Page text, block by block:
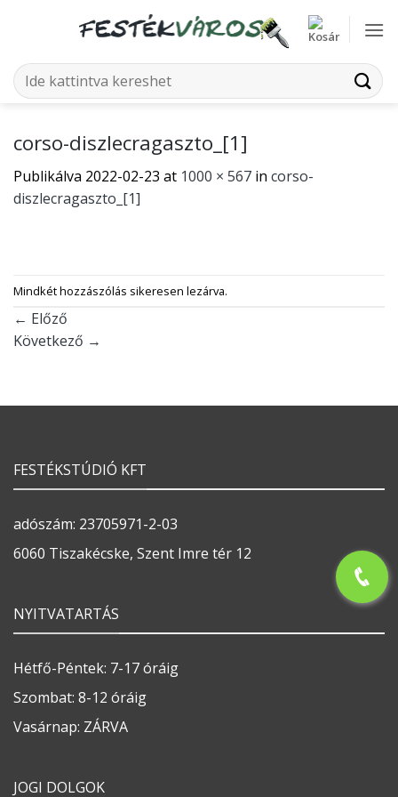
Keresés
a
corso-diszlecragaszto_[1]
Publikálva 2022-02-23 at 1000 × 567 in corso-
diszlecragaszto_[1]
Mindkét hozzászólás sikeresen lezárva.
← Előző
Következő →
FESTÉKSTÚDIÓ KFT
adószám: 23705971-2-03
6060 Tiszakécske, Szent Imre tér 12
NYITVATARTÁS
Hétfő-Péntek: 7-17 óráig
Szombat: 8-12 óráig
Vasárnap: ZÁRVA
JOGI DOLGOK